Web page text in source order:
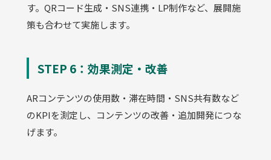
す。QRコード生成・SNS連携・LP制作など、展開施
策も合わせて実施します。
STEP 6：効果測定・改善
ARコンテンツの使用数・滞在時間・SNS共有数など
のKPIを測定し、コンテンツの改善・追加開発につな
げます。